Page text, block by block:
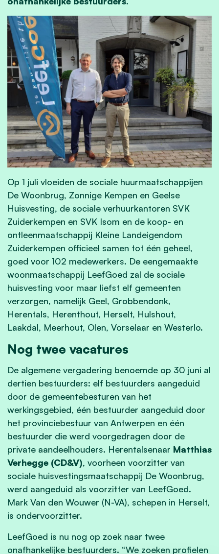
Op 1 juli vloeiden de sociale huurmaatschappijen
De Woonbrug, Zonnige Kempen en Geelse
Huisvesting, de sociale verhuurkantoren SVK
Zuiderkempen en SVK Isom en de koop- en
ontleenmaatschappij Kleine Landeigendom
Zuiderkempen officieel samen tot één geheel,
goed voor 102 medewerkers. De eengemaakte
woonmaatschappij LeefGoed zal de sociale
huisvesting voor maar liefst elf gemeenten
verzorgen, namelijk Geel, Grobbendonk,
Herentals, Herenthout, Herselt, Hulshout,
Laakdal, Meerhout, Olen, Vorselaar en Westerlo.
Nog twee vacatures
De algemene vergadering benoemde op 30 juni al
dertien bestuurders: elf bestuurders aangeduid
door de gemeentebesturen van het
werkingsgebied, één bestuurder aangeduid door
het provinciebestuur van Antwerpen en één
bestuurder die werd voorgedragen door de
private aandeelhouders. Herentalsenaar Matthias
Verhegge (CD&V), voorheen voorzitter van
sociale huisvestingsmaatschappij De Woonbrug,
werd aangeduid als voorzitter van LeefGoed.
Mark Van den Wouwer (N-VA), schepen in Herselt,
is ondervoorzitter.
LeefGoed is nu nog op zoek naar twee
onafhankelijke bestuurders. “We zoeken profielen